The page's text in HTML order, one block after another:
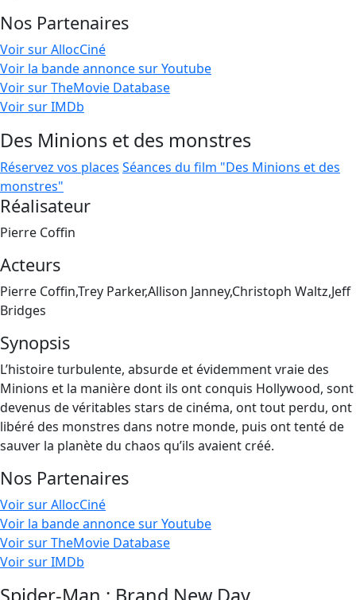
Nos Partenaires
Voir sur AllocCiné
Voir la bande annonce sur Youtube
Voir sur TheMovie Database
Voir sur IMDb
Des Minions et des monstres
Réservez vos places Séances du film "Des Minions et des
monstres"
Réalisateur
Pierre Coffin
Acteurs
Pierre Coffin,Trey Parker,Allison Janney,Christoph Waltz,Jeff
Bridges
Synopsis
L’histoire turbulente, absurde et évidemment vraie des
Minions et la manière dont ils ont conquis Hollywood, sont
devenus de véritables stars de cinéma, ont tout perdu, ont
libéré des monstres dans notre monde, puis ont tenté de
sauver la planète du chaos qu’ils avaient créé.
Nos Partenaires
Voir sur AllocCiné
Voir la bande annonce sur Youtube
Voir sur TheMovie Database
Voir sur IMDb